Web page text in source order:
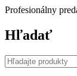
Profesionálny
Hľadať